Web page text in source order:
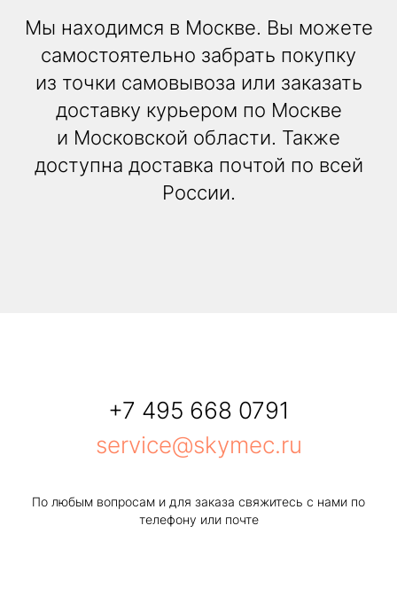
Мы находимся в Москве. Вы можете
самостоятельно забрать покупку
из точки самовывоза или заказать
доставку курьером по Москве
и Московской области. Также
доступна доставка почтой по всей
России.
+7 495 668 0791
service@skymec.ru
По любым вопросам и для заказа свяжитесь с нами по
телефону или почте